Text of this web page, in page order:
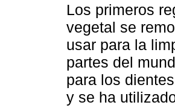
Los primeros
vegetal se
usar para la
partes del
para los
y se ha